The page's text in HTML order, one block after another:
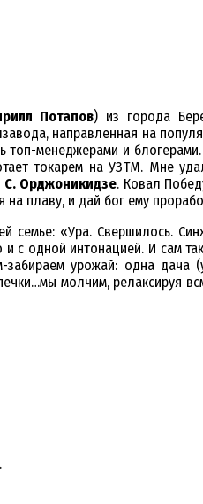
Потапов) из города
направленная на
менеджерами и
токарем на УЗТМ. Мне
С. Орджоникидзе. Ковал
плаву, и дай бог ему
«Ура. Свершилось.
одной интонацией. И сам
урожай: одна
молчим, релаксируя
.